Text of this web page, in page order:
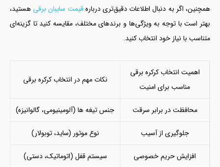
همچنین، اگر به دنبال اطلاعات دقیق‌تری دربارهقیمت سایبان برقیهستید،
بهتر است با توجه به ویژگی‌ها و برندهای مختلف، مقایسه کنید تا گزینه‌ای
متناسب با نیاز خود انتخاب کنید.
اهمیت انتخاب کرکره برقی
مناسب برای امنیت
نکات مهم در انتخاب کرکره برقی
محافظت در برابر سرقت جنس تیغه ها (آلومینیومی، گالوانیزه)
جلوگیری از آسیب نوع موتور (ساید، توبولار)
افزایش حریم خصوصی سیستم قفل (اتوماتیک، دستی)